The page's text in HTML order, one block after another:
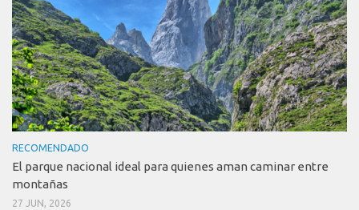
RECOMENDADO
El parque nacional ideal para quienes aman caminar entre
montañas
27 JUN, 2026